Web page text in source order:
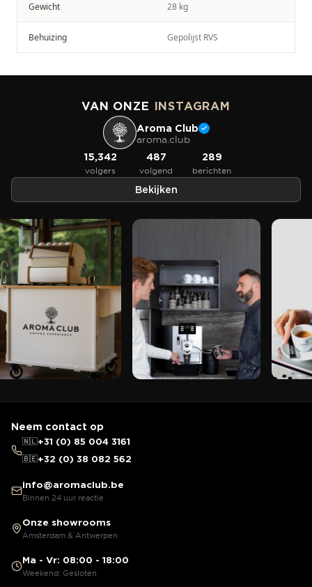
Gewicht 28 kg
Behuizing Gepolijst RVS
VAN ONZE INSTAGRAM
Aroma Club
aroma.club
15,342
volgers
487
volgend
289
berichten
Bekijken
Neem contact op
🇳🇱+31 (0) 85 004 3161
🇧🇪+32 (0) 38 082 562
info@aromaclub.be
Binnen 24 uur reactie
Onze showrooms
Amsterdam & Antwerpen
Ma - Vr: 08:00 - 18:00
Weekend: Gesloten